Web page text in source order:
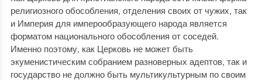
религиозного обособления, отделения своих от чужих, так
и Империя для имперообразующего народа является
форматом национального обособления от соседей.
Именно поэтому, как Церковь не может быть
экуменистическим собранием разноверных адептов, так и
государство не должно быть мультикультурным по своим